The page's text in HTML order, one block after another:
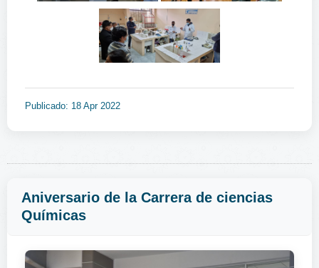
Publicado: 18 Apr 2022
Aniversario de la Carrera de ciencias
Químicas